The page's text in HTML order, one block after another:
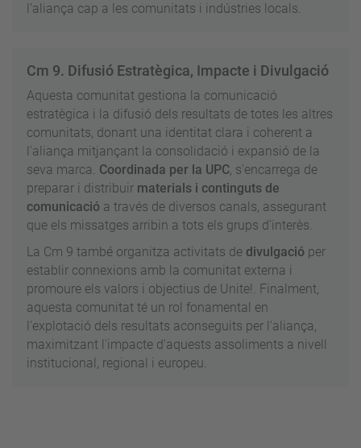
l’aliança cap a les comunitats i indústries locals.
Cm 9. Difusió Estratègica, Impacte i Divulgació
Aquesta comunitat gestiona la comunicació
estratègica i la difusió dels resultats de totes les altres
comunitats, donant una identitat clara i coherent a
l'aliança mitjançant la consolidació i expansió de la
seva marca. Coordinada per la UPC, s’encarrega de
preparar i distribuir materials i continguts de
comunicació a través de diversos canals, assegurant
que els missatges arribin a tots els grups d’interès.
La Cm 9 també organitza activitats de divulgació per
establir connexions amb la comunitat externa i
promoure els valors i objectius de Unite!. Finalment,
aquesta comunitat té un rol fonamental en
l'explotació dels resultats aconseguits per l'aliança,
maximitzant l'impacte d'aquests assoliments a nivell
institucional, regional i europeu.